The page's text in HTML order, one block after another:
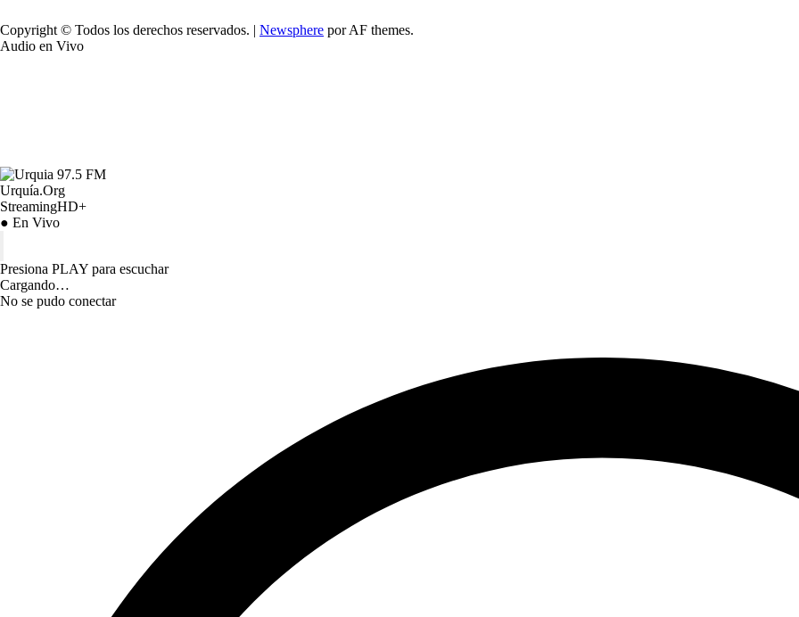
Copyright © Todos los derechos reservados. | Newsphere por AF themes.
Audio en Vivo
Urquía.Org
StreamingHD+
● En Vivo
Presiona PLAY para escuchar
Cargando…
No se pudo conectar